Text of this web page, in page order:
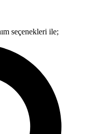
seçenekleri ile;